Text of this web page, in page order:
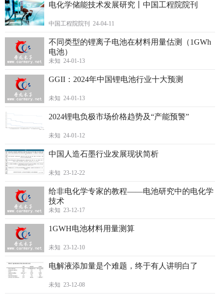
电化学储能技术发展研究丨中国工程院院刊
中国工程院院刊 24-04-11
不同类型的锂离子电池在材料用量估测（1GWh
电池）
未知 24-01-13
GGII：2024年中国锂电池行业十大预测
未知 24-01-13
2024锂电负极市场价格趋势及“产能预警”
未知 24-01-12
中国人造石墨行业发展现状简析
未知 23-12-22
给非电化学专家的教程——电池研究中的电化学
技术
未知 23-12-17
1GWH电池材料用量测算
未知 23-12-10
电解液添加量是个难题，终于有人讲明白了
未知 23-12-08